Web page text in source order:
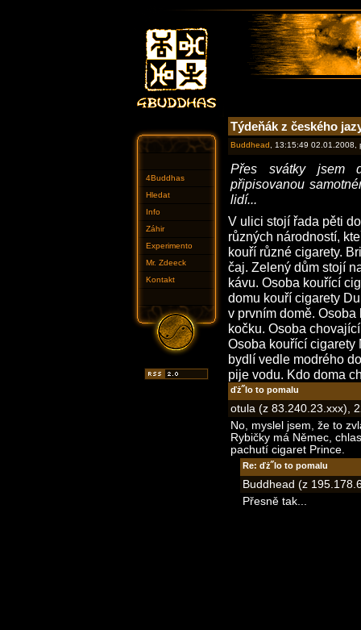
4Buddhas
Hledat
Info
Záhir
Experimento
Mr. Zdeeck
Kontakt
Týdeňák z českého
Buddhead , 13:15:49
Přes svátky jsem
připisovanou
lidí...
V ulici stojí řada pěti
různých národností,
kouří různé cigarety.
čaj. Zelený dům stojí
kávu. Osoba kouřící
domu kouří cigarety
v prvním domě.
kočku. Osoba
Osoba kouřící cigarety
bydlí vedle modrého
pije vodu. Kdo doma
ďż˝lo to pomalu
otula (z 83.240.23.xxx),
No, myslel jsem, že to
Rybičky má Němec,
pachutí cigaret Prince.
Re: ďż˝lo to pomalu
Buddhead (z
Přesně tak...